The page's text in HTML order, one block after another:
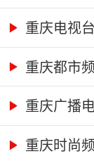
重庆电视
重庆都市
重庆广播
重庆时尚